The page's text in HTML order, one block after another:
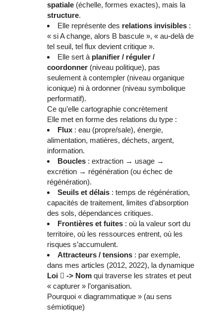
spatiale (échelle, formes exactes), mais la
structure.
Elle représente des relations invisibles :
« si A change, alors B bascule », « au-delà de
tel seuil, tel flux devient critique ».
Elle sert à planifier / réguler /
coordonner (niveau politique), pas
seulement à contempler (niveau organique
iconique) ni à ordonner (niveau symbolique
performatif).
Ce qu’elle cartographie concrètement
Elle met en forme des relations du type :
Flux : eau (propre/sale), énergie,
alimentation, matières, déchets, argent,
information.
Boucles : extraction → usage →
excrétion → régénération (ou échec de
régénération).
Seuils et délais : temps de régénération,
capacités de traitement, limites d’absorption
des sols, dépendances critiques.
Frontières et fuites : où la valeur sort du
territoire, où les ressources entrent, où les
risques s’accumulent.
Attracteurs / tensions : par exemple,
dans mes articles (2012, 2022), la dynamique
Loi  -> Nom qui traverse les strates et peut
« capturer » l’organisation.
Pourquoi « diagrammatique » (au sens
sémiotique)